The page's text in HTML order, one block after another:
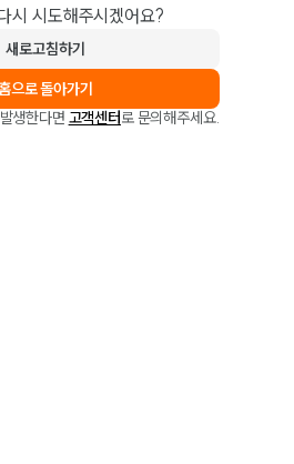
시 시도해주시겠어요?
새로고침하기
으로 돌아가기
생한다면 고객센터로 문의해주세요.